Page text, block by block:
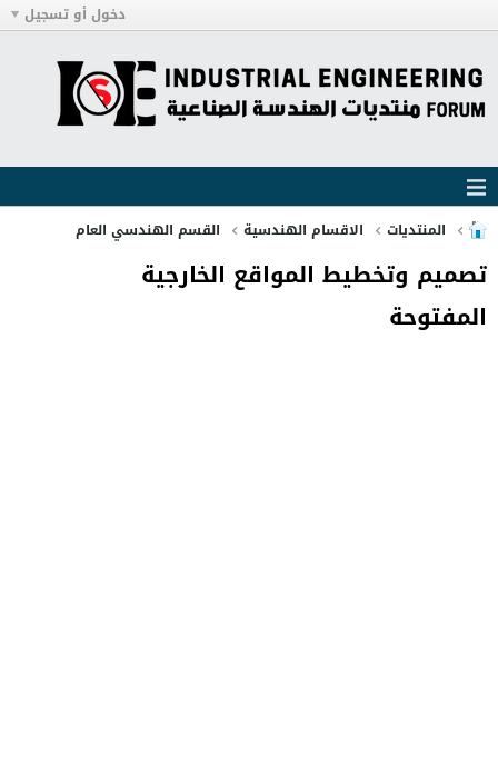
دخول أو تسجيل
المنتديات الاقسام الهندسية القسم الهندسي العام
تصميم وتخطيط المواقع الخارجية
المفتوحة